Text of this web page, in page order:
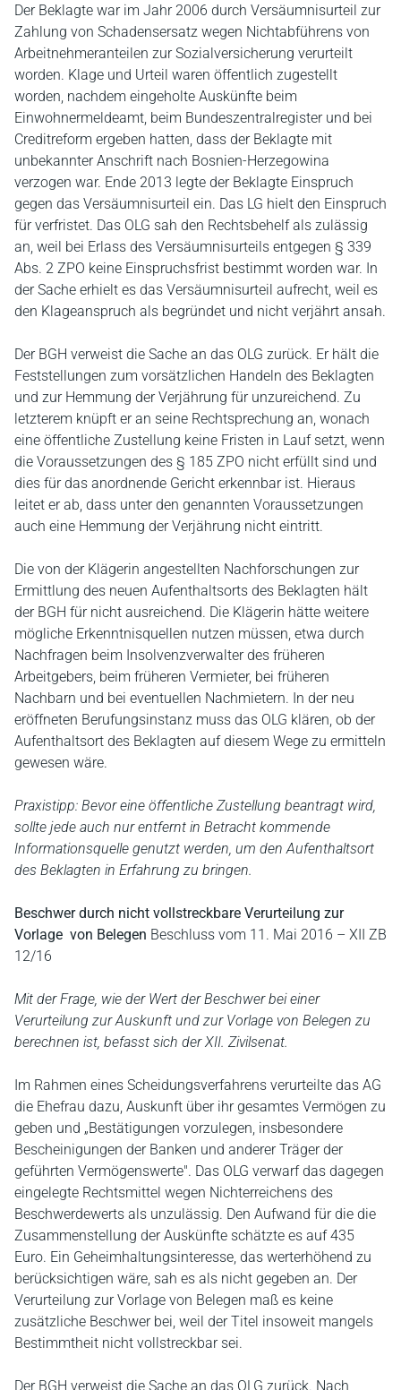
Der Beklagte war im Jahr 2006 durch Versäumnisurteil zur
Zahlung von Schadensersatz wegen Nichtabführens von
Arbeitnehmeranteilen zur Sozialversicherung verurteilt
worden. Klage und Urteil waren öffentlich zugestellt
worden, nachdem eingeholte Auskünfte beim
Einwohnermeldeamt, beim Bundeszentralregister und bei
Creditreform ergeben hatten, dass der Beklagte mit
unbekannter Anschrift nach Bosnien-Herzegowina
verzogen war. Ende 2013 legte der Beklagte Einspruch
gegen das Versäumnisurteil ein. Das LG hielt den Einspruch
für verfristet. Das OLG sah den Rechtsbehelf als zulässig
an, weil bei Erlass des Versäumnisurteils entgegen § 339
Abs. 2 ZPO keine Einspruchsfrist bestimmt worden war. In
der Sache erhielt es das Versäumnisurteil aufrecht, weil es
den Klageanspruch als begründet und nicht verjährt ansah.
Der BGH verweist die Sache an das OLG zurück. Er hält die
Feststellungen zum vorsätzlichen Handeln des Beklagten
und zur Hemmung der Verjährung für unzureichend. Zu
letzterem knüpft er an seine Rechtsprechung an, wonach
eine öffentliche Zustellung keine Fristen in Lauf setzt, wenn
die Voraussetzungen des § 185 ZPO nicht erfüllt sind und
dies für das anordnende Gericht erkennbar ist. Hieraus
leitet er ab, dass unter den genannten Voraussetzungen
auch eine Hemmung der Verjährung nicht eintritt.
Die von der Klägerin angestellten Nachforschungen zur
Ermittlung des neuen Aufenthaltsorts des Beklagten hält
der BGH für nicht ausreichend. Die Klägerin hätte weitere
mögliche Erkenntnisquellen nutzen müssen, etwa durch
Nachfragen beim Insolvenzverwalter des früheren
Arbeitgebers, beim früheren Vermieter, bei früheren
Nachbarn und bei eventuellen Nachmietern. In der neu
eröffneten Berufungsinstanz muss das OLG klären, ob der
Aufenthaltsort des Beklagten auf diesem Wege zu ermitteln
gewesen wäre.
Praxistipp: Bevor eine öffentliche Zustellung beantragt wird,
sollte jede auch nur entfernt in Betracht kommende
Informationsquelle genutzt werden, um den Aufenthaltsort
des Beklagten in Erfahrung zu bringen.
Beschwer durch nicht vollstreckbare Verurteilung zur
Vorlage von Belegen Beschluss vom 11. Mai 2016 – XII ZB
12/16
Mit der Frage, wie der Wert der Beschwer bei einer
Verurteilung zur Auskunft und zur Vorlage von Belegen zu
berechnen ist, befasst sich der XII. Zivilsenat.
Im Rahmen eines Scheidungsverfahrens verurteilte das AG
die Ehefrau dazu, Auskunft über ihr gesamtes Vermögen zu
geben und „Bestätigungen vorzulegen, insbesondere
Bescheinigungen der Banken und anderer Träger der
geführten Vermögenswerte". Das OLG verwarf das dagegen
eingelegte Rechtsmittel wegen Nichterreichens des
Beschwerdewerts als unzulässig. Den Aufwand für die die
Zusammenstellung der Auskünfte schätzte es auf 435
Euro. Ein Geheimhaltungsinteresse, das werterhöhend zu
berücksichtigen wäre, sah es als nicht gegeben an. Der
Verurteilung zur Vorlage von Belegen maß es keine
zusätzliche Beschwer bei, weil der Titel insoweit mangels
Bestimmtheit nicht vollstreckbar sei.
Der BGH verweist die Sache an das OLG zurück. Nach